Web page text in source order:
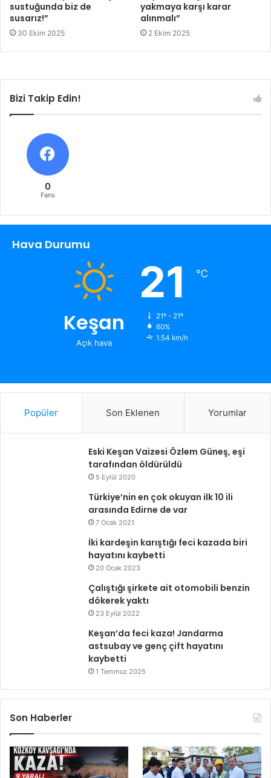
sustuğunda biz de
susarız!”
30 Ekim 2025
yakmaya karşı karar
alınmalı”
2 Ekim 2025
Bizi Takip Edin!
0
Fans
Hava Durumu
Keşan
Açık hava
21 ℃
21º - 21º
60%
1.54 km/h
Popüler Son Eklenen Yorumlar
Eski Keşan Vaizesi Özlem Güneş, eşi
tarafından öldürüldü
5 Eylül 2020
Türkiye’nin en çok okuyan ilk 10 ili
arasında Edirne de var
7 Ocak 2021
İki kardeşin karıştığı feci kazada biri
hayatını kaybetti
20 Ocak 2023
Çalıştığı şirkete ait otomobili benzin
dökerek yaktı
23 Eylül 2022
Keşan’da feci kaza! Jandarma
astsubay ve genç çift hayatını
kaybetti
1 Temmuz 2025
Son Haberler